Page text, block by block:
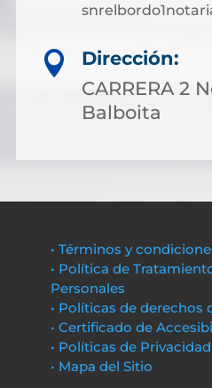

Dirección:
CARRERA 2
Balboita
• Términos y
• Política de
Personales
• Políticas de derechos
• Certificado de
• Políticas de
• Mapa del Sitio